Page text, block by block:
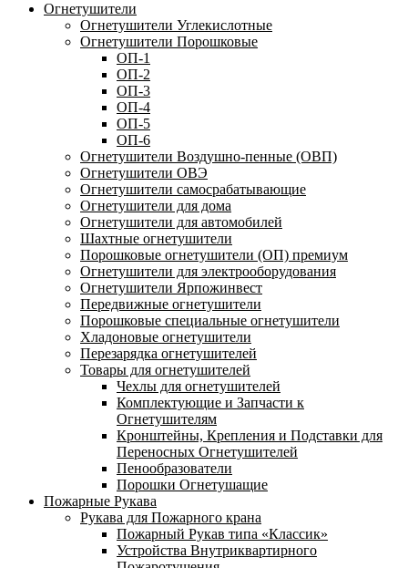
Огнетушители
Огнетушители Углекислотные
Огнетушители Порошковые
ОП-1
ОП-2
ОП-3
ОП-4
ОП-5
ОП-6
Огнетушители Воздушно-пенные (ОВП)
Огнетушители ОВЭ
Огнетушители самосрабатывающие
Огнетушители для дома
Огнетушители для автомобилей
Шахтные огнетушители
Порошковые огнетушители (ОП) премиум
Огнетушители для электрооборудования
Огнетушители Ярпожинвест
Передвижные огнетушители
Порошковые специальные огнетушители
Хладоновые огнетушители
Перезарядка огнетушителей
Товары для огнетушителей
Чехлы для огнетушителей
Комплектующие и Запчасти к
Огнетушителям
Кронштейны, Крепления и Подставки для
Переносных Огнетушителей
Пенообразователи
Порошки Огнетушащие
Пожарные Рукава
Рукава для Пожарного крана
Пожарный Рукав типа «Классик»
Устройства Внутриквартирного